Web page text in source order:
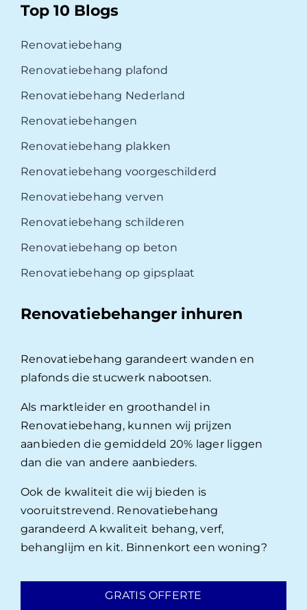
Top 10 Blogs
Renovatiebehang
Renovatiebehang plafond
Renovatiebehang Nederland
Renovatiebehangen
Renovatiebehang plakken
Renovatiebehang voorgeschilderd
Renovatiebehang verven
Renovatiebehang schilderen
Renovatiebehang op beton
Renovatiebehang op gipsplaat
Renovatiebehanger inhuren
Renovatiebehang garandeert wanden en
plafonds die stucwerk nabootsen.
Als marktleider en groothandel in
Renovatiebehang, kunnen wij prijzen
aanbieden die gemiddeld 20% lager liggen
dan die van andere aanbieders.
Ook de kwaliteit die wij bieden is
vooruitstrevend. Renovatiebehang
garandeerd A kwaliteit behang, verf,
behanglijm en kit. Binnenkort een woning?
GRATIS OFFERTE